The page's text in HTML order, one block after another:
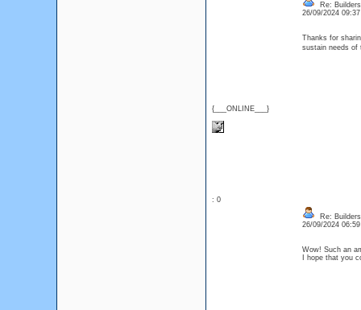
{___ONLINE___}
Re:
26/09/2024
Thanks for
sustain needs
: 0
Re:
26/09/2024
Wow! Such an
I hope that you